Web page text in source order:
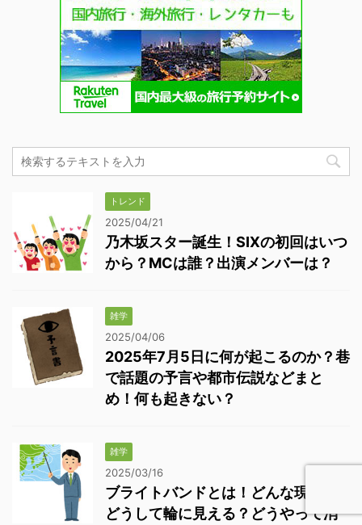
トレンド
2025/04/21
乃木坂スター誕生！SIXの初回はいつ
から？MCは誰？出演メンバーは？
雑学
2025/04/06
2025年7月5日に何が起こるのか？巷
で話題の予言や都市伝説などまと
め！何も起きない？
雑学
2025/03/16
ブライトバンドとは！どんな現象？
どうして輪に見える？どうやって消